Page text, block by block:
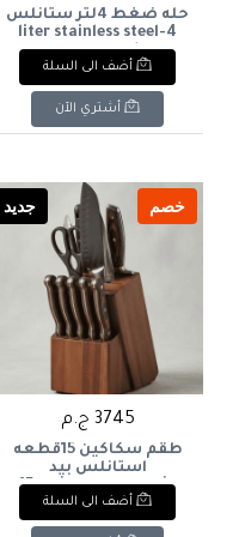
حله ضغط 4لتر ستانلس
4-liter stainless steel
pressure cooker
أضف الى السلة
أشتري الآن
خصم جديد
3745 ج.م
طقم سكاكين 15قطعه
استانلس بيد
piece stainless steel
knife set with wooden
أضف الى السلة